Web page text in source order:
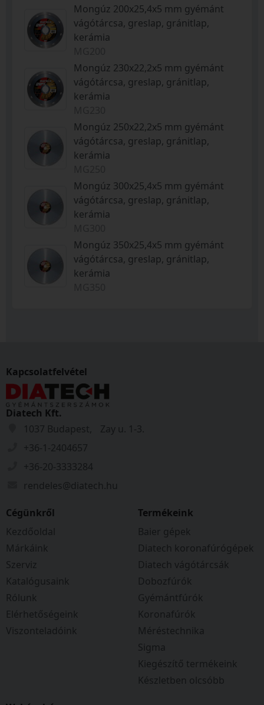
Mongúz 200x25,4x5 mm gyémánt
vágótárcsa, greslap, gránitlap,
kerámia
Mongúz 230x22,2x5 mm gyémánt
vágótárcsa, greslap, gránitlap,
kerámia
Mongúz 250x22,2x5 mm gyémánt
vágótárcsa, greslap, gránitlap,
kerámia
Mongúz 300x25,4x5 mm gyémánt
vágótárcsa, greslap, gránitlap,
kerámia
Mongúz 350x25,4x5 mm gyémánt
vágótárcsa, greslap, gránitlap,
kerámia
Kapcsolatfelvétel
Diatech Kft.
1037 Budapest, Zay u. 1-3.
+36-1-2404657
+36-20-3333284
rendeles@diatech.hu
Cégünkről
Kezdőoldal
Márkáink
Szerviz
Katalógusaink
Rólunk
Elérhetőségeink
Viszonteladóink
Termékeink
Baier gépek
Diatech koronafúrógépek
Diatech vágótárcsák
Dobozfúrók
Gyémántfúrók
Koronafúrók
Méréstechnika
Sigma
Kiegészítő termékeink
Készletben olcsóbb